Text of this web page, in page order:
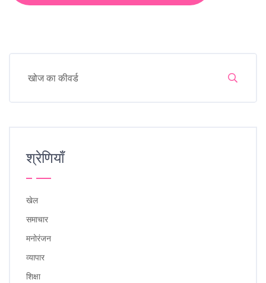
श्रेणियाँ
खेल
समाचार
मनोरंजन
व्यापार
शिक्षा